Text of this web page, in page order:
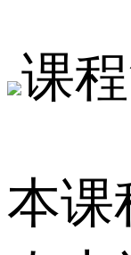
课
本课